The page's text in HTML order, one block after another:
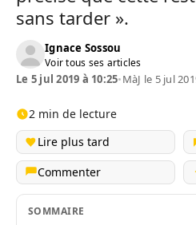
sans tarder ».
Ignace Sossou
Voir tous ses articles
Le 5 jul 2019 à 10:25•MàJ le 5 jul
2 min de lecture
Lire plus tard
Commenter
SOMMAIRE